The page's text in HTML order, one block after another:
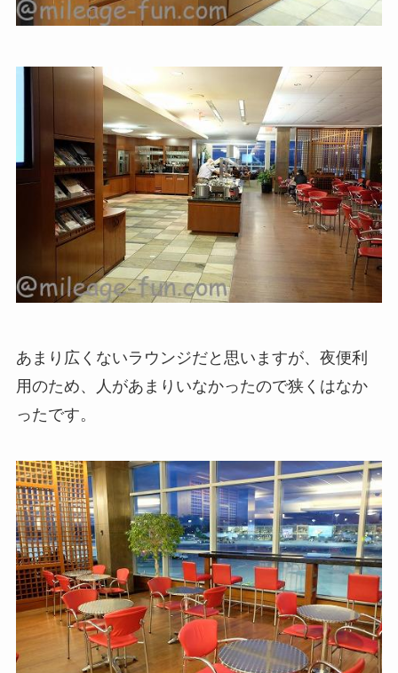
あまり広くないラウンジだと思いますが、夜便利
用のため、人があまりいなかったので狭くはなか
ったです。